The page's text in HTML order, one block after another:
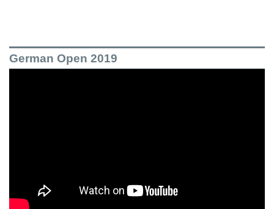
German Open 2019